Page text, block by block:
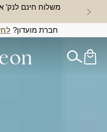
משלוח חינם לנק’
חברת מועדון?